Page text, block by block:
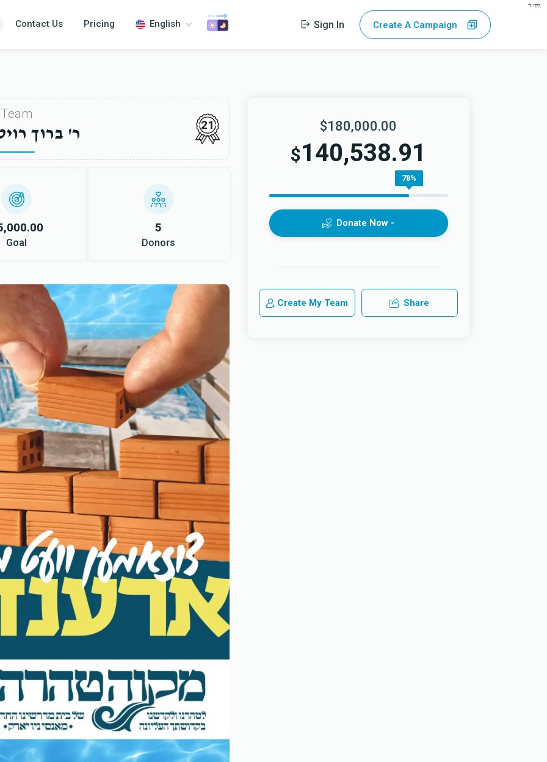
בס"ד
Contact Us Pricing English Sign In Create A Campaign
Team
ר' ברוך 21
Goal
5
Donors
$180,000.00
$140,538.91
78%
Donate Now -
Create My Team Share